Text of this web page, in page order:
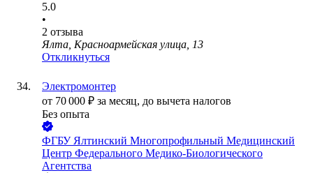
5.0
•
2 отзыва
Ялта, Красноармейская улица, 13
Откликнуться
Электромонтер
от 70 000 ₽ за месяц, до вычета налогов
Без опыта
ФГБУ Ялтинский Многопрофильный Медицинский
Центр Федерального Медико-Биологического
Агентства